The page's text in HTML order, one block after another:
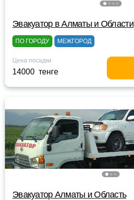
Эвакуатор в Алматы и Области
ПО ГОРОДУ МЕЖГОРОД
Цена посадки
14000 тенге
Эвакуатор Алматы и Область